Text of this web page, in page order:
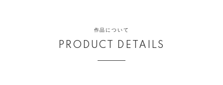
作品について
PRODUCT DETAILS